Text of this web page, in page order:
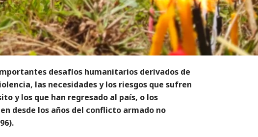
desafíos humanitarios derivados de
las necesidades y los riesgos que sufren
y los que han regresado al país, o los
desde los años del conflicto armado no